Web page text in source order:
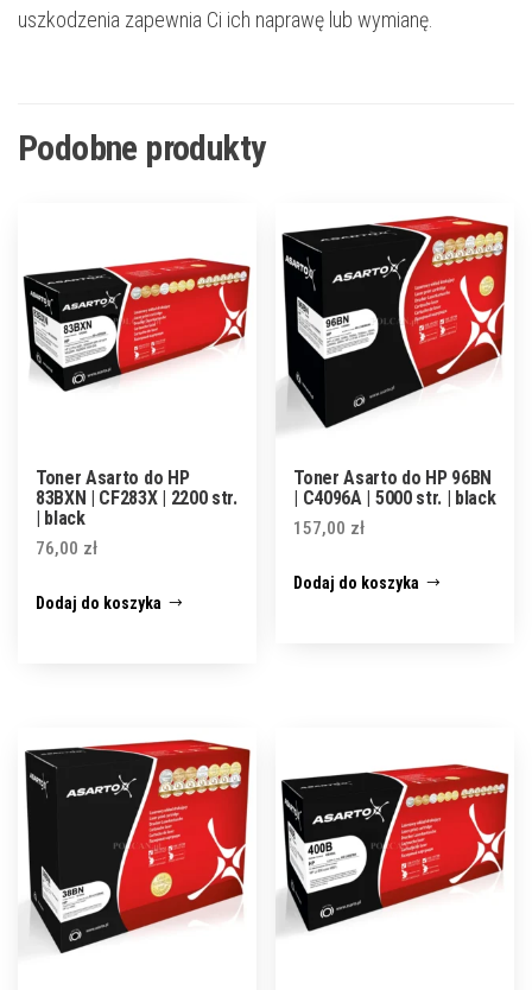
uszkodzenia zapewnia Ci ich naprawę lub wymianę.
Podobne produkty
Toner Asarto do HP
83BXN | CF283X | 2200 str.
| black
76,00 zł
Dodaj do koszyka
Toner Asarto do HP 96BN
| C4096A | 5000 str. | black
157,00 zł
Dodaj do koszyka